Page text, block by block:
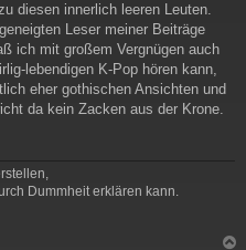
diesen innerlich leeren Leuten.
Leser meiner Beiträge
ich mit großem Vergnügen auch
lebendigen K-Pop hören kann,
eher gothischen Ansichten und
da kein Zacken aus der Krone.
Dummheit erklären kann.